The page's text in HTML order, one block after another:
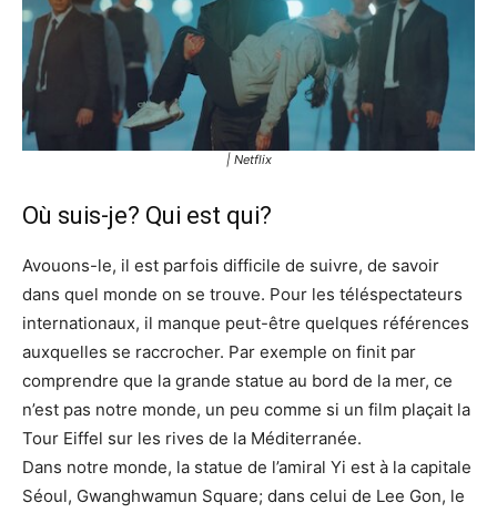
| Netflix
Où suis-je? Qui est qui?
Avouons-le, il est parfois difficile de suivre, de savoir
dans quel monde on se trouve. Pour les téléspectateurs
internationaux, il manque peut-être quelques références
auxquelles se raccrocher. Par exemple on finit par
comprendre que la grande statue au bord de la mer, ce
n’est pas notre monde, un peu comme si un film plaçait la
Tour Eiffel sur les rives de la Méditerranée.
Dans notre monde, la statue de l’amiral Yi est à la capitale
Séoul, Gwanghwamun Square; dans celui de Lee Gon, le